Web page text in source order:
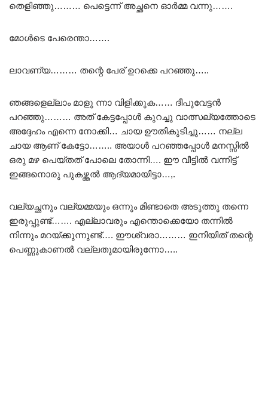
തെളിഞ്ഞു……… പെട്ടെന്ന് അച്ഛനെ ഓർമ്മ വന്നു…….
മോൾടെ പേരെന്താ…….
ലാവണ്യ……… തന്റെ പേര് ഉറക്കെ പറഞ്ഞു…..
ഞങ്ങളെല്ലാം മാളു ന്നാ വിളിക്കുക…… ദീപുവേട്ടൻ
പറഞ്ഞു……… അത് കേട്ടപ്പോൾ കുറച്ചു വാത്സല്യത്തോടെ
അദ്ദേഹം എന്നെ നോക്കി… ചായ ഊതികുടിച്ചു…… നല്ല
ചായ ആണ് കേട്ടോ…….. അയാൾ പറഞ്ഞപ്പോൾ മനസ്സിൽ
ഒരു മഴ പെയ്തത് പോലെ തോന്നി…. ഈ വീട്ടിൽ വന്നിട്ട്
ഇങ്ങനൊരു പുകഴ്ത്തൽ ആദ്യമായിട്ടാ…,.
വല്യച്ഛനും വല്യമ്മയും ഒന്നും മിണ്ടാതെ അടുത്തു തന്നെ
ഇരുപ്പുണ്ട്……. എല്ലാവരും എന്തൊക്കെയോ തന്നിൽ
നിന്നും മറയ്ക്കുന്നുണ്ട്…. ഈശ്വരാ……… ഇനിയിത് തന്റെ
പെണ്ണുകാണൽ വല്ലതുമായിരുന്നോ…..